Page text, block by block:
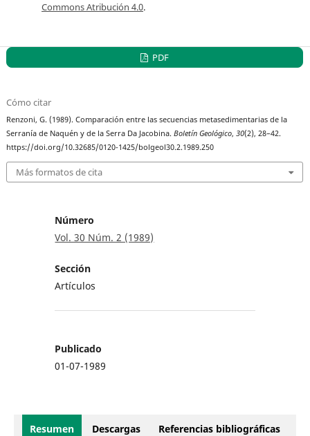
Commons Atribución 4.0.
PDF
Cómo citar
Renzoni, G. (1989). Comparación entre las secuencias metasedimentarias de la
Serranía de Naquén y de la Serra Da Jacobina.Boletín Geológico,30(2), 28–42.
https://doi.org/10.32685/0120-1425/bolgeol30.2.1989.250
Más formatos de cita
Número
Vol. 30 Núm. 2 (1989)
Sección
Artículos
Publicado
01-07-1989
Resumen Descargas Referencias bibliográficas